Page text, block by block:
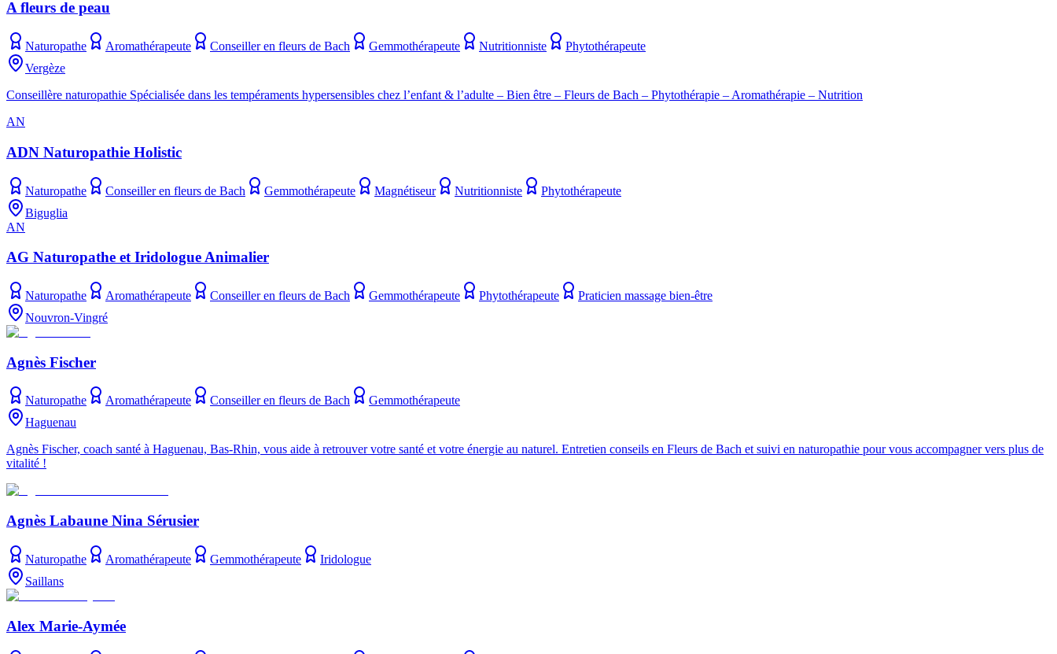
A fleurs de peau
Naturopathe Aromathérapeute Conseiller en fleurs de Bach Gemmothérapeute Nutritionniste
Phytothérapeute
Vergèze
Conseillère naturopathie Spécialisée dans les tempéraments hypersensibles chez l’enfant & l’adulte – Bien être – Fleurs de Bach – Phytothérapie – Aromathérapie – Nutrition
AN
ADN Naturopathie Holistic
Naturopathe Conseiller en fleurs de Bach Gemmothérapeute Magnétiseur Nutritionniste
Phytothérapeute
Biguglia
AN
AG Naturopathe et Iridologue Animalier
Naturopathe Aromathérapeute Conseiller en fleurs de Bach Gemmothérapeute Phytothérapeute
Praticien massage bien-être
Nouvron-Vingré
Agnès Fischer
Naturopathe Aromathérapeute Conseiller en fleurs de Bach
Gemmothérapeute
Haguenau
Agnès Fischer, coach santé à Haguenau, Bas-Rhin, vous aide à retrouver votre santé et votre énergie au naturel. Entretien conseils en Fleurs de Bach et suivi en naturopathie pour vous accompagner vers plus de
vitalité !
Agnès Labaune Nina Sérusier
Naturopathe Aromathérapeute Gemmothérapeute
Iridologue
Saillans
Alex Marie-Aymée